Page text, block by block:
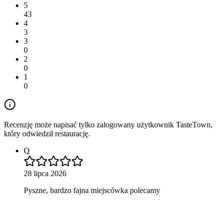
5
43
4
3
3
0
2
0
1
0
Recenzję może napisać tylko zalogowany użytkownik TasteTown,
który odwiedził restaurację.
Q
28 lipca 2026
Pyszne, bardzo fajna miejscówka polecamy